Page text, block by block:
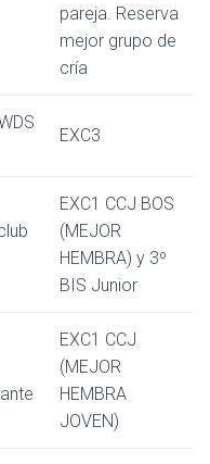
pareja. Reserva
mejor grupo de
cría
EXC3
EXC1 CCJ BOS
(MEJOR
HEMBRA) y 3º
BIS Junior
EXC1 CCJ
(MEJOR
HEMBRA
JOVEN)